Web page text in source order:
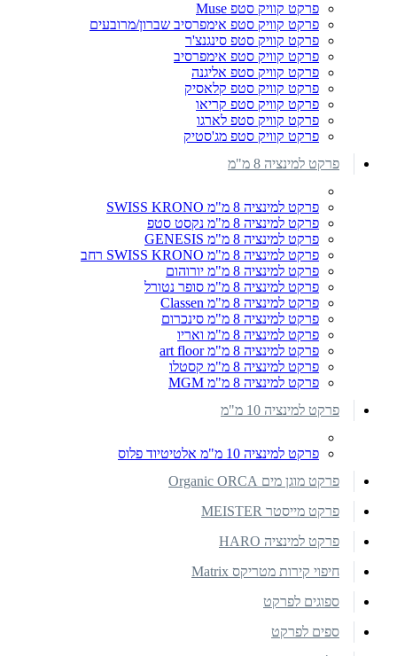
פרקט קוויק סטפ Muse
פרקט קוויק סטפ אימפרסיב שברון/מרובעים
פרקט קוויק סטפ סינגנצ'ר
פרקט קוויק סטפ אימפרסיב
פרקט קוויק סטפ אליגנה
פרקט קוויק סטפ קלאסיק
פרקט קוויק סטפ קריאו
פרקט קוויק סטפ לארגו
פרקט קוויק סטפ מג'סטיק
פרקט למינציה 8 מ"מ
פרקט למינציה 8 מ"מ SWISS KRONO
פרקט למינציה 8 מ"מ נקסט סטפ
פרקט למינציה 8 מ"מ GENESIS
פרקט למינציה 8 מ"מ SWISS KRONO רחב
פרקט למינציה 8 מ"מ יורוהום
פרקט למינציה 8 מ"מ סופר נטורל
פרקט למינציה 8 מ"מ Classen
פרקט למינציה 8 מ"מ סינכרום
פרקט למינציה 8 מ"מ ואריו
פרקט למינציה 8 מ"מ art floor
פרקט למינציה 8 מ"מ קסטלו
פרקט למינציה 8 מ"מ MGM
פרקט למינציה 10 מ"מ
פרקט למינציה 10 מ"מ אלטיטיוד פלוס
פרקט מוגן מים Organic ORCA
פרקט מייסטר MEISTER
פרקט למינציה HARO
חיפוי קירות מטריקס Matrix
ספוגים לפרקט
ספים לפרקט